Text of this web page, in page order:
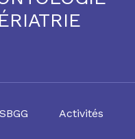
Activités